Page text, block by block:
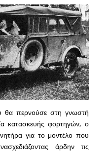
θα περνούσε στη γνωστή
κατασκευής φορτηγών, ο
για το μοντέλο που
άρδην τις